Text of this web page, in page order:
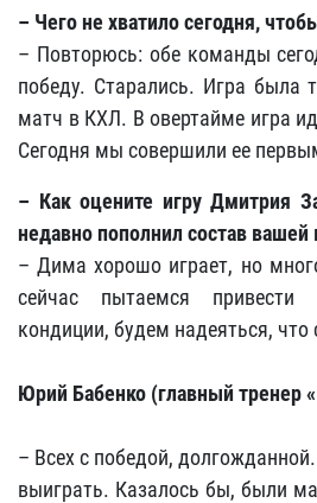
– Чего не хватило сегодня,
– Повторюсь: обе команды
победу. Старались. Игра была
матч в КХЛ. В овертайме игра
Сегодня мы совершили ее
– Как оцените игру Дмитрия
недавно пополнил состав
– Дима хорошо играет, но
сейчас пытаемся
кондиции, будем надеяться, что
Юрий Бабенко (главный тренер
– Всех с победой,
выиграть. Казалось бы, были